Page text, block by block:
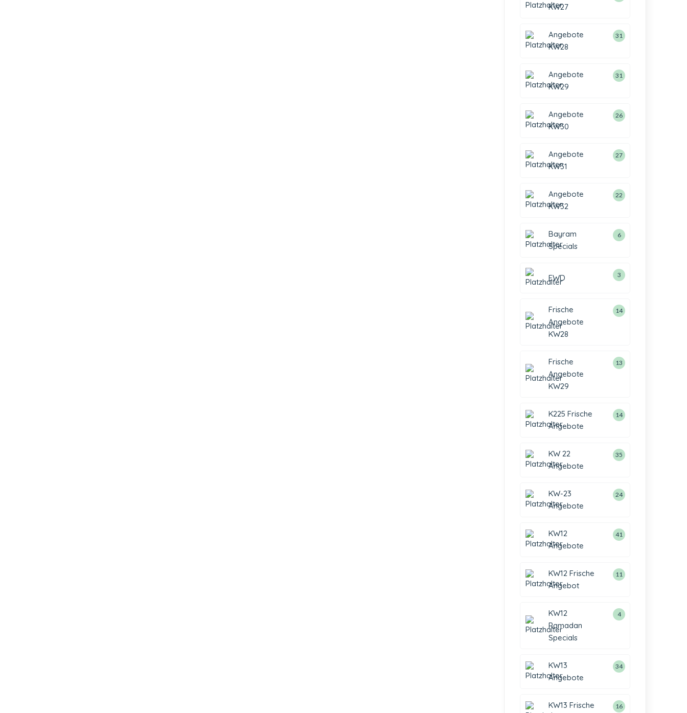
KW27
Angebote
KW28
31
Angebote
KW29
31
Angebote
KW30
26
Angebote
KW31
27
Angebote
KW32
22
Bayram
Specials
6
EWD 3
Frische
Angebote
KW28
14
Frische
Angebote
KW29
13
K225 Frische
Angebote
14
KW 22
Angebote
35
KW-23
Angebote
24
KW12
Angebote
41
KW12 Frische
Angebot
11
KW12
Ramadan
Specials
4
KW13
Angebote
34
KW13 Frische
16